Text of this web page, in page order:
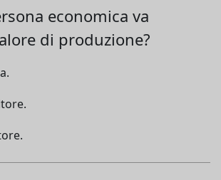
economica va
di produzione?